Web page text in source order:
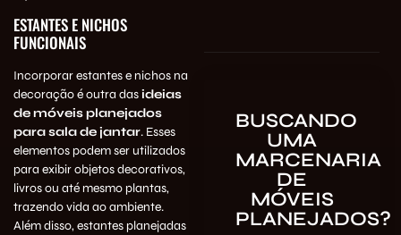
ESTANTES E NICHOS
FUNCIONAIS
Incorporar estantes e nichos na
decoração é outra dasideias
de móveis planejados
para sala de jantar. Esses
elementos podem ser utilizados
para exibir objetos decorativos,
livros ou até mesmo plantas,
trazendo vida ao ambiente.
Além disso, estantes planejadas
BUSCANDO
UMA
MARCENARIA
DE
MÓVEIS
PLANEJADOS?